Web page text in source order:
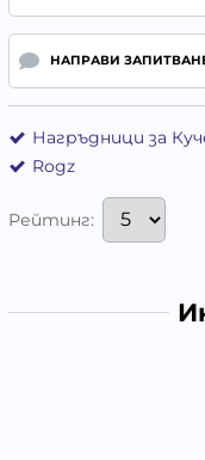
НАПРАВИ
Нагръдници за
Rogz
Рейтинг: